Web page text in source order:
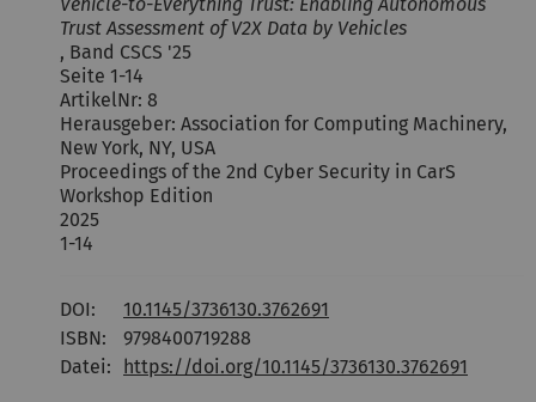
Trust Assessment of V2X Data by Vehicles
, Band CSCS '25
Seite 1-14
ArtikelNr: 8
Herausgeber: Association for Computing Machinery,
New York, NY, USA
Proceedings of the 2nd Cyber Security in CarS
Workshop Edition
2025
1-14
DOI:
10.1145/3736130.3762691
ISBN:
9798400719288
Datei:
https://doi.org/10.1145/3736130.3762691